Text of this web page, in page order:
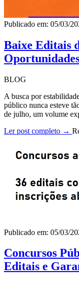
Publicado em: 05/03/
Baixe Editais
BLOG
A busca por
público nunca esteve
de julho, um volume
Ler post completo →
Publicado em: 05/03/
Concursos
Editais e